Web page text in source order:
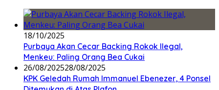
18/10/2025
Purbaya Akan Cecar Backing Rokok Ilegal,
Menkeu: Paling Orang Bea Cukai
26/08/202528/08/2025
KPK Geledah Rumah Immanuel Ebenezer, 4 Ponsel